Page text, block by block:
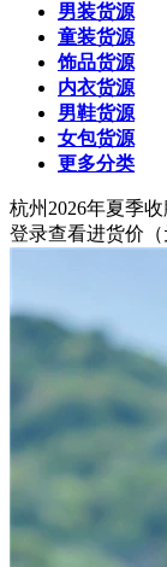
男装货源
童装货源
饰品货源
内衣货源
男鞋货源
女包货源
更多分类
杭州 2026年夏季
登录查看进货价